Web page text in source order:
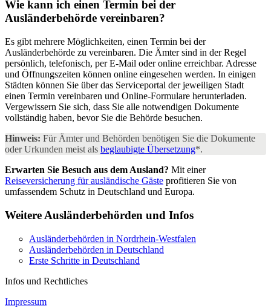
Wie kann ich einen Termin bei der
Ausländerbehörde vereinbaren?
Es gibt mehrere Möglichkeiten, einen Termin bei der
Ausländerbehörde zu vereinbaren. Die Ämter sind in der Regel
persönlich, telefonisch, per E-Mail oder online erreichbar. Adresse
und Öffnungszeiten können online eingesehen werden. In einigen
Städten können Sie über das Serviceportal der jeweiligen Stadt
einen Termin vereinbaren und Online-Formulare herunterladen.
Vergewissern Sie sich, dass Sie alle notwendigen Dokumente
vollständig haben, bevor Sie die Behörde besuchen.
Hinweis: Für Ämter und Behörden benötigen Sie die Dokumente
oder Urkunden meist als beglaubigte Übersetzung*.
Erwarten Sie Besuch aus dem Ausland? Mit einer
Reiseversicherung für ausländische Gäste profitieren Sie von
umfassendem Schutz in Deutschland und Europa.
Weitere Ausländerbehörden und Infos
Ausländerbehörden in Nordrhein-Westfalen
Ausländerbehörden in Deutschland
Erste Schritte in Deutschland
Infos und Rechtliches
Impressum